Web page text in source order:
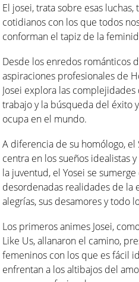
El josei, trata sobre esas
cotidianos con los que todos
conforman el tapiz de la
Desde los enredos románticos
aspiraciones profesionales de
Josei explora las
trabajo y la búsqueda del éxito
ocupa en el mundo.
A diferencia de su homólogo, el
centra en los sueños idealistas
la juventud, el Yosei se
desordenadas realidades de la
alegrías, sus desamores y todo
Los primeros animes Josei,
Like Us, allanaron el camino,
femeninos con los que es fácil
enfrentan a los altibajos del